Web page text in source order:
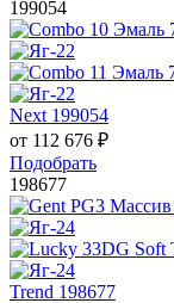
199054
Next 199054
от 112 676 ₽
Подобрать
198677
Trend 198677